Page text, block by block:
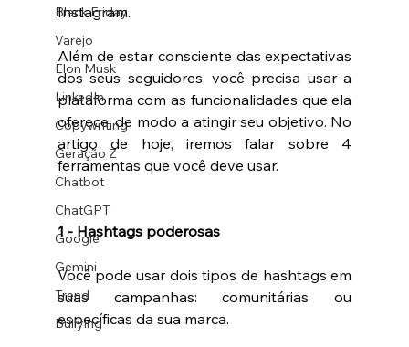
Black Friday
Varejo
Elon Musk
LinkedIn
Copywriting
Geração Z
Chatbot
ChatGPT
Google
Gemini
Trend
Bullying
Instagram.
Além de estar consciente das expectativas
dos seus seguidores, você precisa usar a
plataforma com as funcionalidades que ela
oferece, de modo a atingir seu objetivo. No
artigo de hoje, iremos falar sobre 4
ferramentas que você deve usar.
1 - Hashtags poderosas
Você pode usar dois tipos de hashtags em
suas campanhas: comunitárias ou
específicas da sua marca.